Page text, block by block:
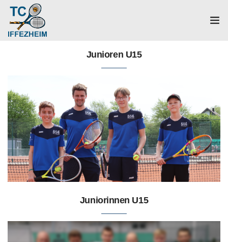
Verein
Galerie
Events
News
Platzbuchung
Junioren U15
Juniorinnen U15